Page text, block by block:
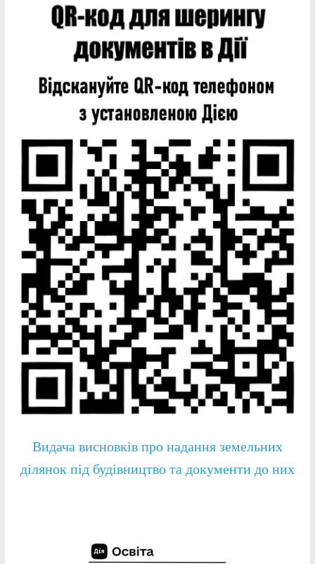
Видача висновків про надання земельних
ділянок під будівництво та документи до них